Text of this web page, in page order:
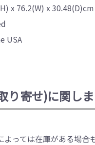
x 76.2(W) x 30.48(D)cm
USA
り寄せ)に関し
よっては在庫がある場